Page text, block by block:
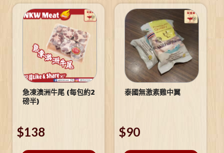
急凍澳洲牛尾 (每包約2
磅半)
$138
泰國無激素雞中翼
$90